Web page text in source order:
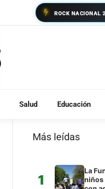
ROCK NACIONAL
Salud Educación
Más leídas
1
La
niños